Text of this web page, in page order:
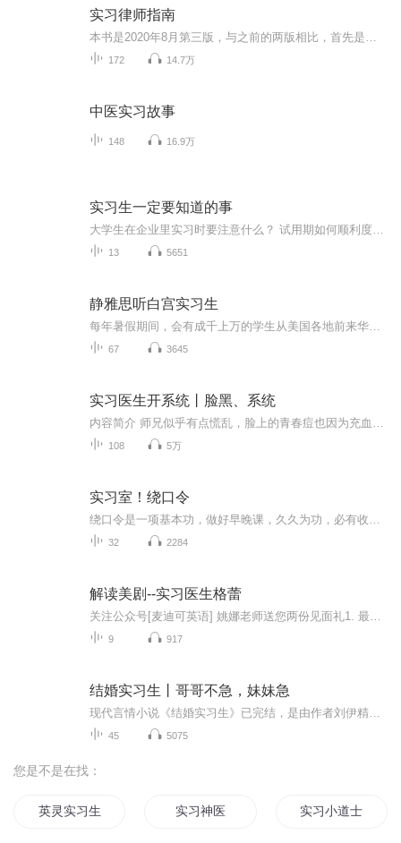
实习律师指南
172 14.7万
中医实习故事
148 16.9万
实习生一定要知道的事
13 5651
静雅思听白宫实习生
67 3645
实习医生开系统丨脸黑、系统
108 5万
实习室！绕口令
32 2284
解读美剧--实习医生格蕾
9 917
结婚实习生丨哥哥不急，妹妹急
45 5075
您是不是在找：
英灵实习生打工指南 实习神医 实习小道士